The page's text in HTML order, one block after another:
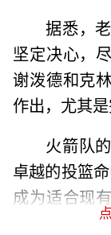
据悉，
坚定决心，
谢泼德和克
作出，尤其
火箭队
卓越的投篮
成为适合现
箭的外线火